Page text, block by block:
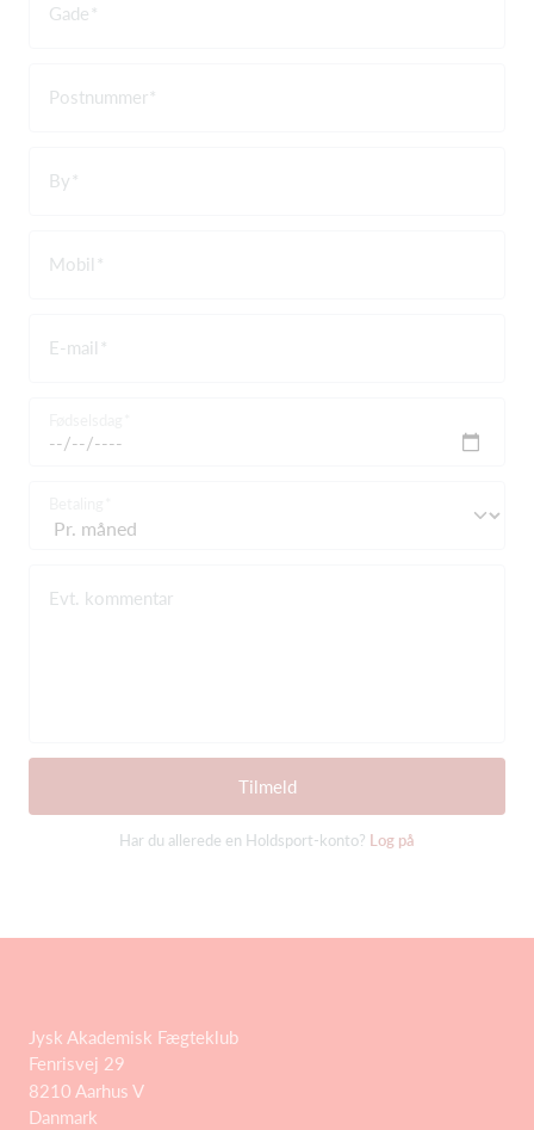
Gade
Postnummer
By
Mobil
E-mail
Evt. kommentar
Tilmeld
Har du allerede en Holdsport-konto? Log på
Jysk Akademisk Fægteklub
Fenrisvej 29
8210 Aarhus V
Danmark